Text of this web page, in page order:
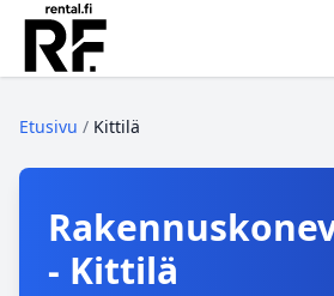
Etusivu / Kittilä
- Kittilä